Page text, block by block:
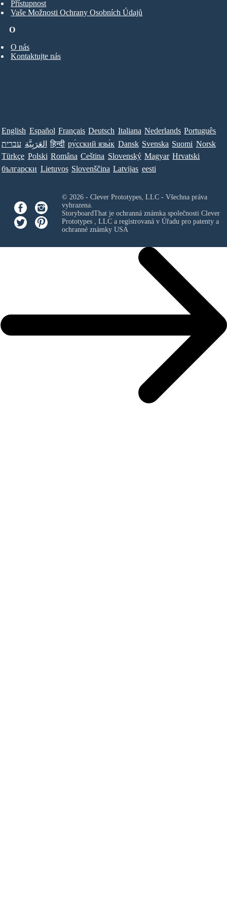
O
O nás
Kontaktujte nás
Přístupnost
Vaše Možnosti Ochrany Osobních Údajů
English Español Français Deutsch Italiana Nederlands Português
עברית العَرَبِيَّة हिन्दी ру́сский язы́к Dansk Svenska Suomi Norsk
Türkçe Polski Româna Ceština Slovenský Magyar Hrvatski
български Lietuvos Slovenščina Latvijas eesti
© 2026 - Clever Prototypes, LLC - Všechna práva
vyhrazena.
StoryboardThat je ochranná známka společnosti Clever
Prototypes , LLCa registrovaná v Úřadu pro patenty a
ochranné známky USA